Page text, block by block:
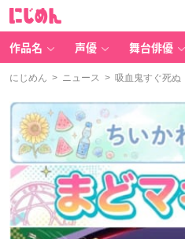
作品名 声優 舞台俳優
にじめん > ニュース > 吸血鬼すぐ死ぬ